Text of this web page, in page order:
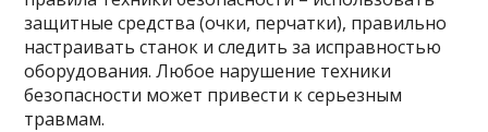
защитные средства (очки, перчатки), правильно
настраивать станок и следить за исправностью
оборудования. Любое нарушение техники
безопасности может привести к серьезным
травмам.